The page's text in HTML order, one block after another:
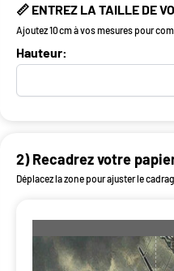
📏 ENTREZ LA TAILLE DE
Ajoutez 10 cm à vos mesures pour
Hauteur:
2) Recadrez votre
Déplacez la zone pour ajuster le